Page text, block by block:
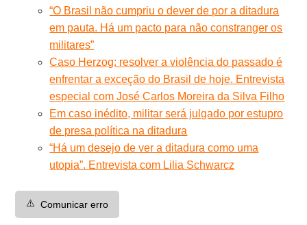
“O Brasil não cumpriu o dever de por a ditadura
em pauta. Há um pacto para não constranger os
militares”
Caso Herzog: resolver a violência do passado é
enfrentar a exceção do Brasil de hoje. Entrevista
especial com José Carlos Moreira da Silva Filho
Em caso inédito, militar será julgado por estupro
de presa política na ditadura
“Há um desejo de ver a ditadura como uma
utopia”. Entrevista com Lilia Schwarcz
⚠️ Comunicar erro